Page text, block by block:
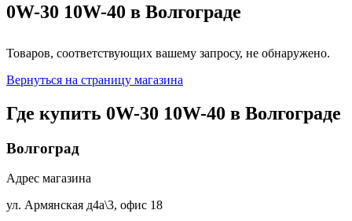
0W-30 10W-40 в Волгограде
Товаров, соответствующих вашему запросу, не обнаружено.
Вернуться на страницу магазина
Где купить 0W-30 10W-40 в Волгограде
Волгоград
Адрес магазина
ул. Армянская д4а\3, офис 18